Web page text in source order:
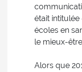
était
écoles en
le mieux-
Alors que